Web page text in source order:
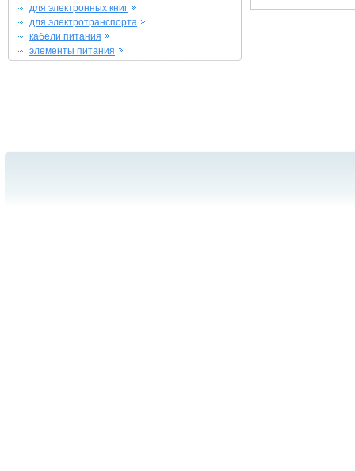
для электронных книг
для электротранспорта
кабели питания
элементы питания